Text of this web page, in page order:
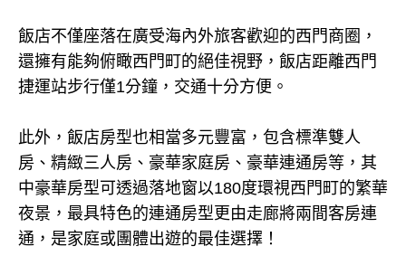
飯店不僅座落在廣受海內外旅客歡迎的西門商圈，
還擁有能夠俯瞰西門町的絕佳視野，飯店距離西門
捷運站步行僅1分鐘，交通十分方便。
此外，飯店房型也相當多元豐富，包含標準雙人
房、精緻三人房、豪華家庭房、豪華連通房等，其
中豪華房型可透過落地窗以180度環視西門町的繁華
夜景，最具特色的連通房型更由走廊將兩間客房連
通，是家庭或團體出遊的最佳選擇！